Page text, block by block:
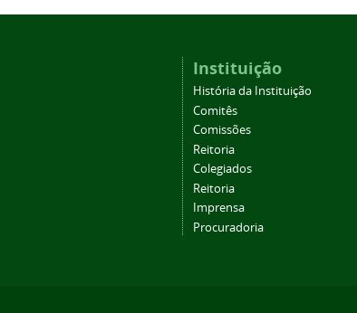
Instituição
História da Instituição
Comitês
Comissões
Reitoria
Colegiados
Reitoria
Imprensa
Procuradoria